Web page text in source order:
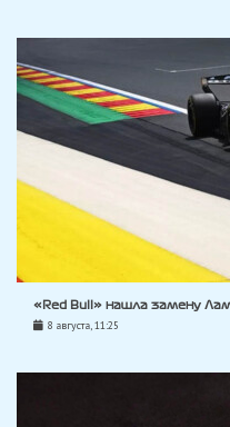
«Red Bull» нашла замену
8 августа, 11:25